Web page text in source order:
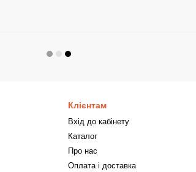
Клієнтам
Вхід до кабінету
Каталог
Про нас
Оплата і доставка